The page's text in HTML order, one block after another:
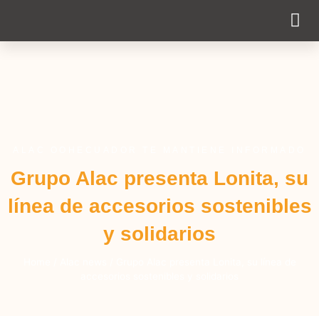
Grupo Alac presenta Lonita, su
línea de accesorios sostenibles
y solidarios